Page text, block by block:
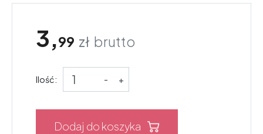
3,99 zł brutto
Ilość: - +
Dodaj do koszyka